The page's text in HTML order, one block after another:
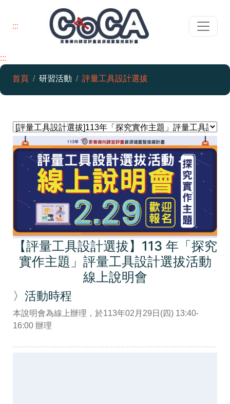
:::
:::
素養導向課室評量資源建置暨推
首頁 研習活動 評量工具設計選拔
【評量工具設計選拔】113 年「探究
實作主題」評量工具設計選拔活動
線上說明會
〉活動時程
本說明會為線上辦理，於113年02月29日(四) 13:40-
16:00 辦理